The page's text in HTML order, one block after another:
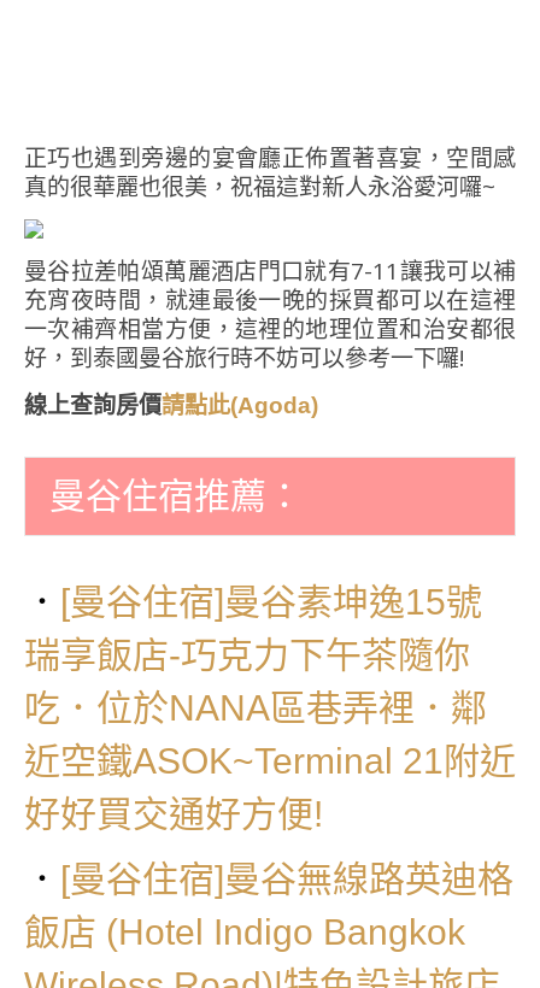
正巧也遇到旁邊的宴會廳正佈置著喜宴，空間感
真的很華麗也很美，祝福這對新人永浴愛河囉~
曼谷拉差帕頌萬麗酒店門口就有7-11讓我可以補
充宵夜時間，就連最後一晚的採買都可以在這裡
一次補齊相當方便，這裡的地理位置和治安都很
好，到泰國曼谷旅行時不妨可以參考一下囉!
線上查詢房價請點此(Agoda)
曼谷住宿推薦：
． [曼谷住宿]曼谷素坤逸15號
瑞享飯店-巧克力下午茶隨你
吃．位於NANA區巷弄裡．鄰
近空鐵ASOK~Terminal 21附近
好好買交通好方便!
． [曼谷住宿]曼谷無線路英迪格
飯店 (Hotel Indigo Bangkok